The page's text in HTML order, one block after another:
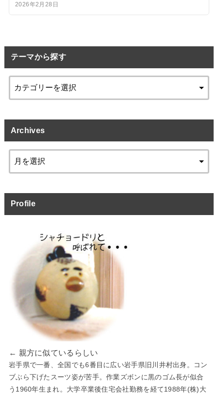
2026年2月28日
テーマから探す
Archives
Profile
← 親方に似ているらしい
岩手県で一番、全国でも6番目に広い岩手県旧川井村出身。コン
ブぶら下げたスーツ姿が苦手。作業ズボンに黒のゴム長が似合
う1960年生まれ。大学卒業後住宅会社勤務を経て1988年(株)大